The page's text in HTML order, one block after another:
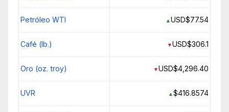
Petróleo WTI ▲USD$77.54
Café (lb.) ▼USD$306.1
Oro (oz. troy) ▼USD$4,296.40
UVR ▲$416.8574